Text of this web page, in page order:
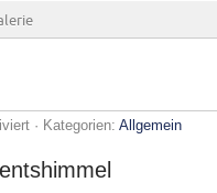
für
Quer
· Kategorien: Allgemein